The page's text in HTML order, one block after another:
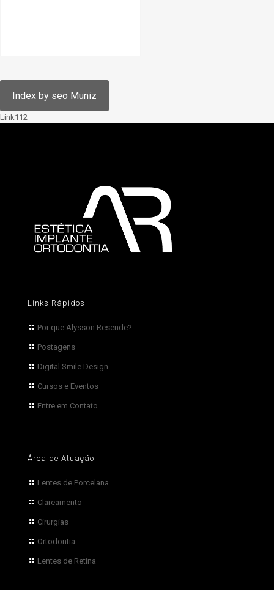
Links Rápidos
Por que Alysson Resende?
Postagens
Digital Smile Design
Cursos e Eventos
Entre em Contato
Área de Atuação
Lentes de Porcelana
Clareamento
Cirurgias
Ortodontia
Lentes de Retina
Link112